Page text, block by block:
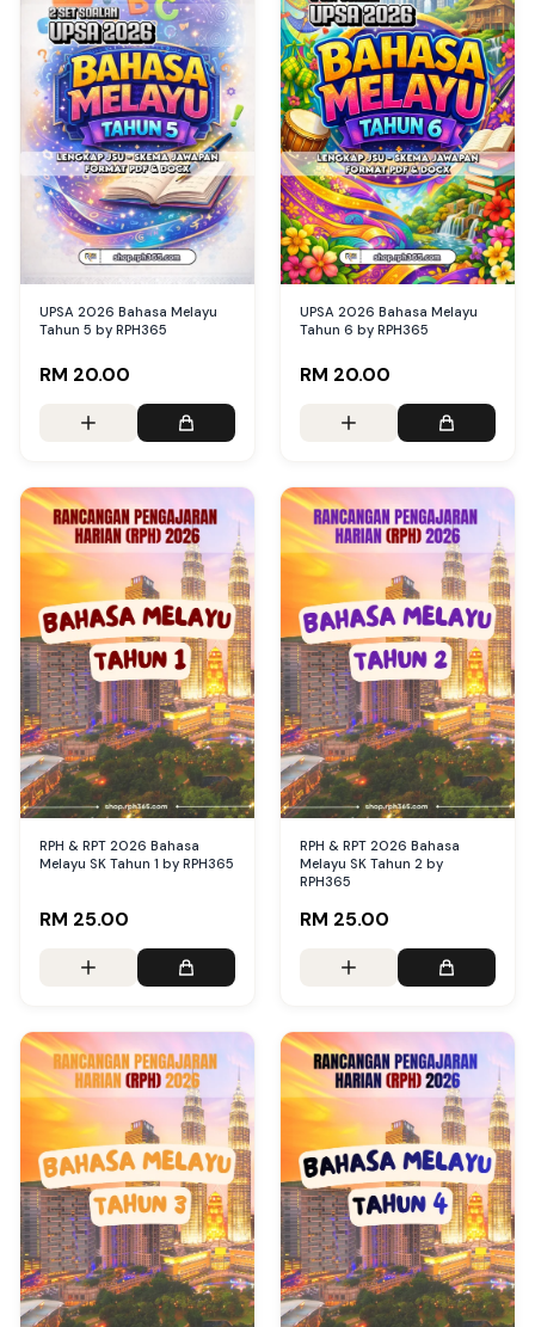
UPSA 2026 Bahasa Melayu
Tahun 5 by RPH365
RM 20.00
UPSA 2026 Bahasa Melayu
Tahun 6 by RPH365
RM 20.00
RPH & RPT 2026 Bahasa
Melayu SK Tahun 1 by RPH365
RM 25.00
RPH & RPT 2026 Bahasa
Melayu SK Tahun 2 by
RPH365
RM 25.00